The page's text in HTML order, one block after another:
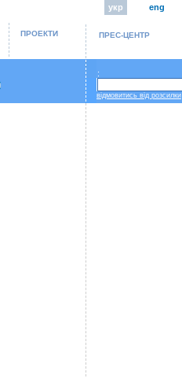
ПРОЕКТИ
укр eng
ПРЕС-ЦЕНТР
:
відмовитись від розсилки